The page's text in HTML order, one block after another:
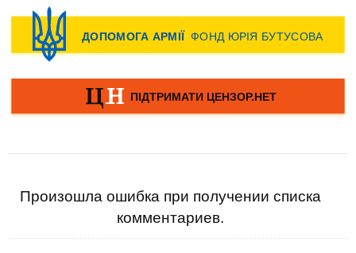
Произошла ошибка при получении списка
комментариев.